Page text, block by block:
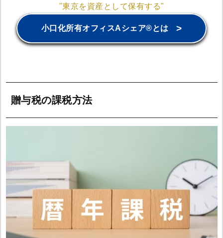
"東京を資産として保有する"
小口化所有オフィスAシェア®とは >
贈与税の課税方法